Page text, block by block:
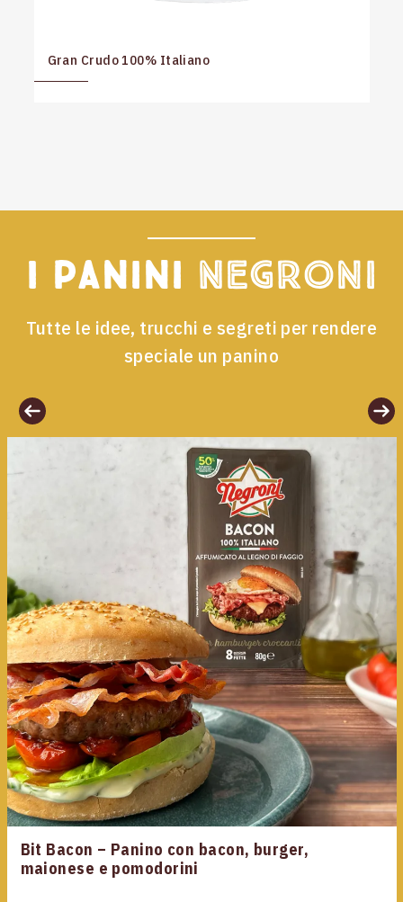
Gran Crudo 100% Italiano
I panini Negroni
Tutte le idee, trucchi e segreti per rendere
speciale un panino
Bit Bacon – Panino con bacon, burger,
maionese e pomodorini